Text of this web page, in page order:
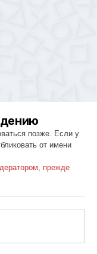
позже. Если у
от имени
прежде